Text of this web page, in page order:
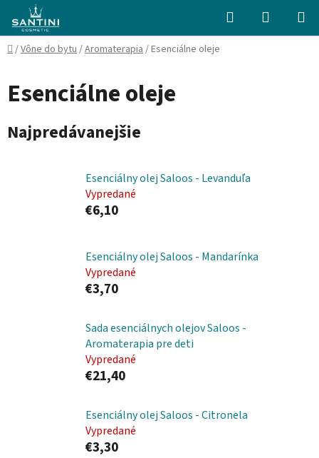
Prejsť
obsah
Hľadať
KOŠÍK
Domov
/Vône do bytu/Aromaterapia/Esenciálne oleje
Esenciálne oleje
Najpredávanejšie
Esenciálny olej Saloos - Levanduľa
Vypredané
€6,10
Esenciálny olej Saloos - Mandarínka
Vypredané
€3,70
Sada esenciálnych olejov Saloos -
Aromaterapia pre deti
Vypredané
€21,40
Esenciálny olej Saloos - Citronela
Vypredané
€3,30